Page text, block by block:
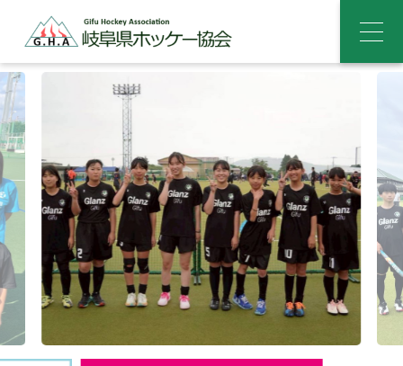
メ
ュ